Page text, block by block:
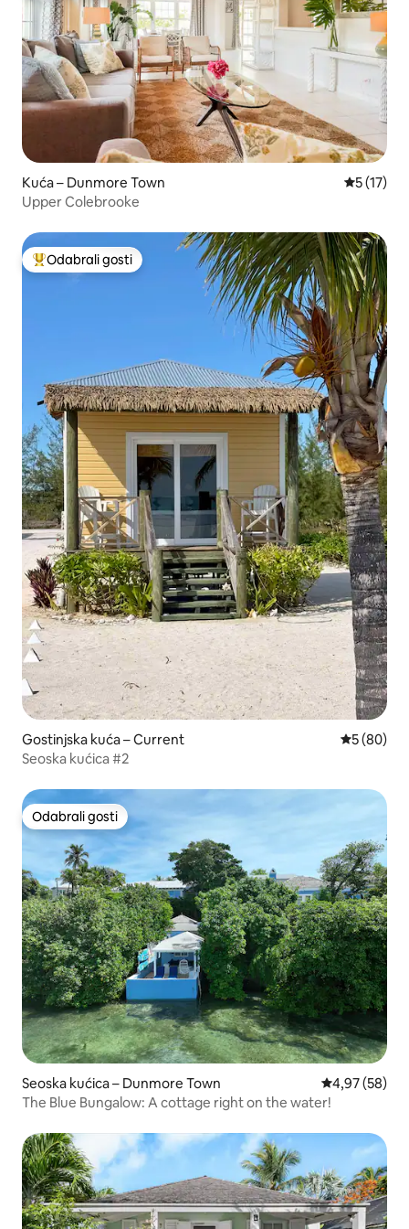
Kuća – Dunmore Town Prosječna
5 (17)
Upper Colebrooke
Među najviše rangiranima s oznakom „Odabrali gosti”
Odabrali gosti
Gostinjska kuća – Current Prosječna
5 (80)
Seoska kućica #2
Odabrali gosti
Odabrali gosti
Seoska kućica – Dunmore Town Prosječna
4,97 (58)
The Blue Bungalow: A cottage right on the water!